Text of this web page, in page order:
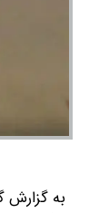
به گزارش